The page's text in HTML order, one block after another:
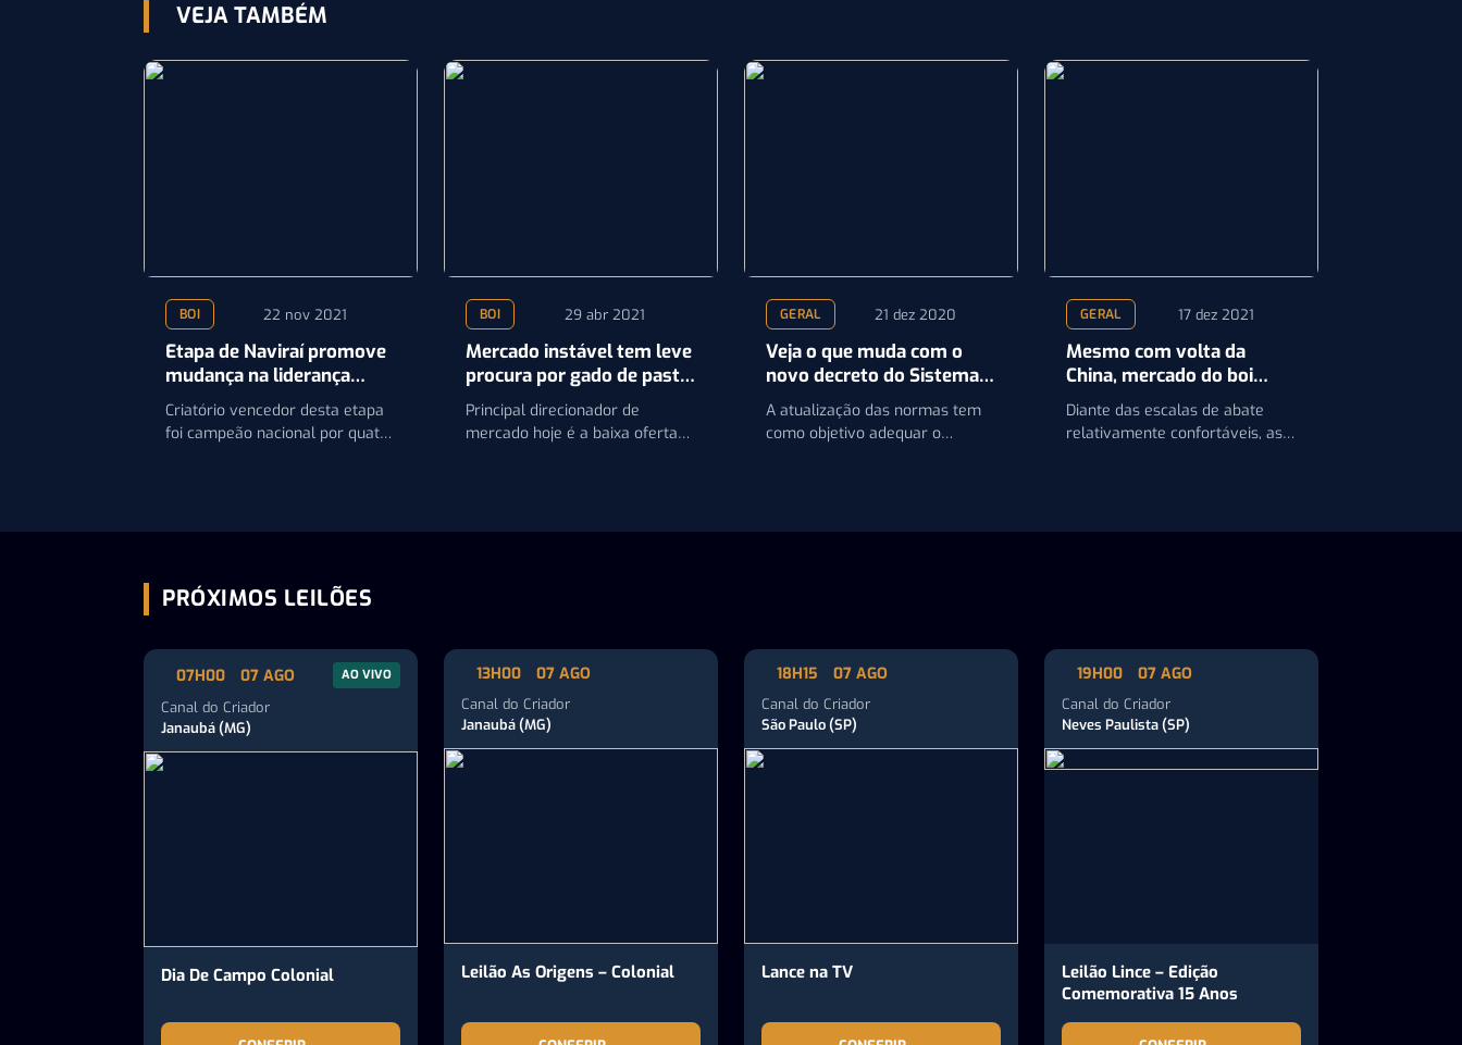
VEJA TAMBÉM
BOI 22 nov 2021
Etapa de Naviraí promove
mudança na liderança
parcial do Circuito Nelore
de Qualidade
Criatório vencedor desta etapa
foi campeão nacional por quatro
BOI 29 abr 2021
Mercado instável tem leve
procura por gado de pasto,
segundo analista da
Agrifatto
Principal direcionador de
mercado hoje é a baixa oferta
GERAL 21 dez 2020
Veja o que muda com o
novo decreto do Sistema
Nacional de Sementes e
Mudas
A atualização das normas tem
como objetivo adequar o
GERAL 17 dez 2021
Mesmo com volta da
China, mercado do boi
ainda está conservador,
diz Scot
Diante das escalas de abate
relativamente confortáveis, as
PRÓXIMOS LEILÕES
07H00 07 AGO AO VIVO
Canal do Criador
Janaubá (MG)
Dia De Campo Colonial
13H00 07 AGO
Canal do Criador
Janaubá (MG)
Leilão As Origens – Colonial
18H15 07 AGO
Canal do Criador
São Paulo (SP)
Lance na TV
19H00 07 AGO
Canal do Criador
Neves Paulista (SP)
Leilão Lince – Edição
Comemorativa 15 Anos